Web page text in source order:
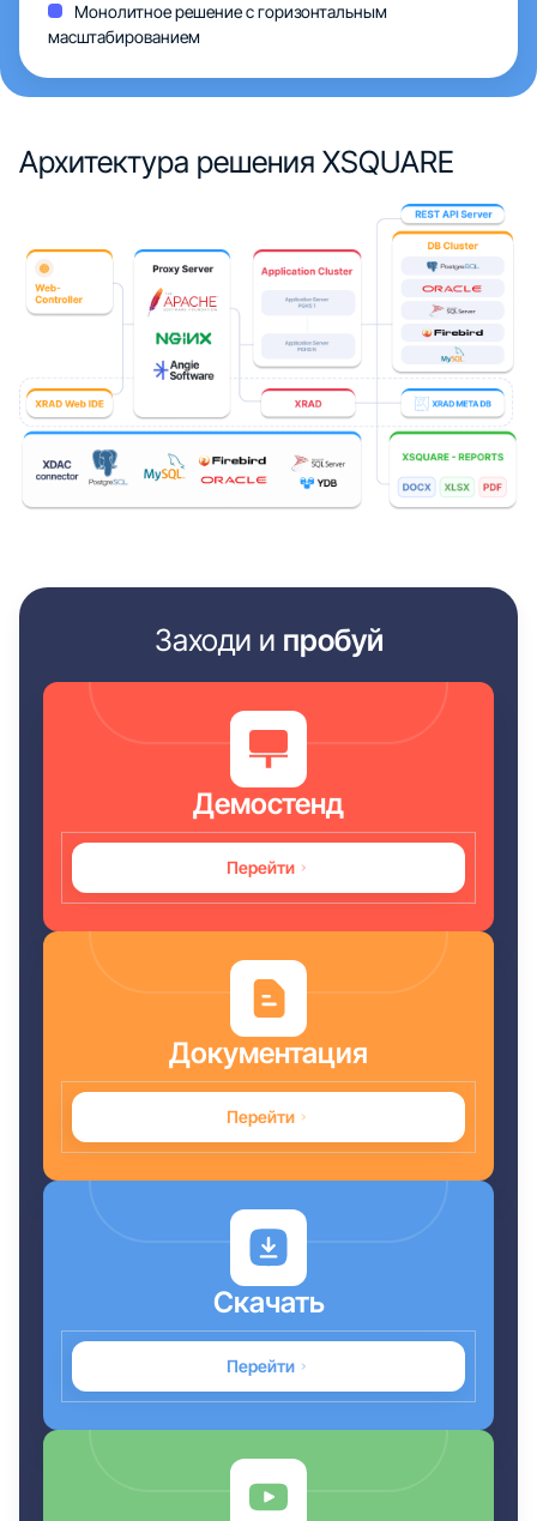
Монолитное решение с горизонтальным
масштабированием
Архитектура решения XSQUARE
Заходи и пробуй
Демостенд
Перейти
Документация
Перейти
Скачать
Перейти